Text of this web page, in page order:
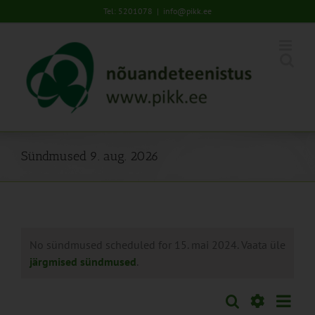
to
Tel: 5201078 | info@pikk.ee
Sündmused 9. aug. 2026
No sündmused scheduled for 15. mai 2024. Vaata üle
järgmised sündmused
Sündmused
Otsi Päev